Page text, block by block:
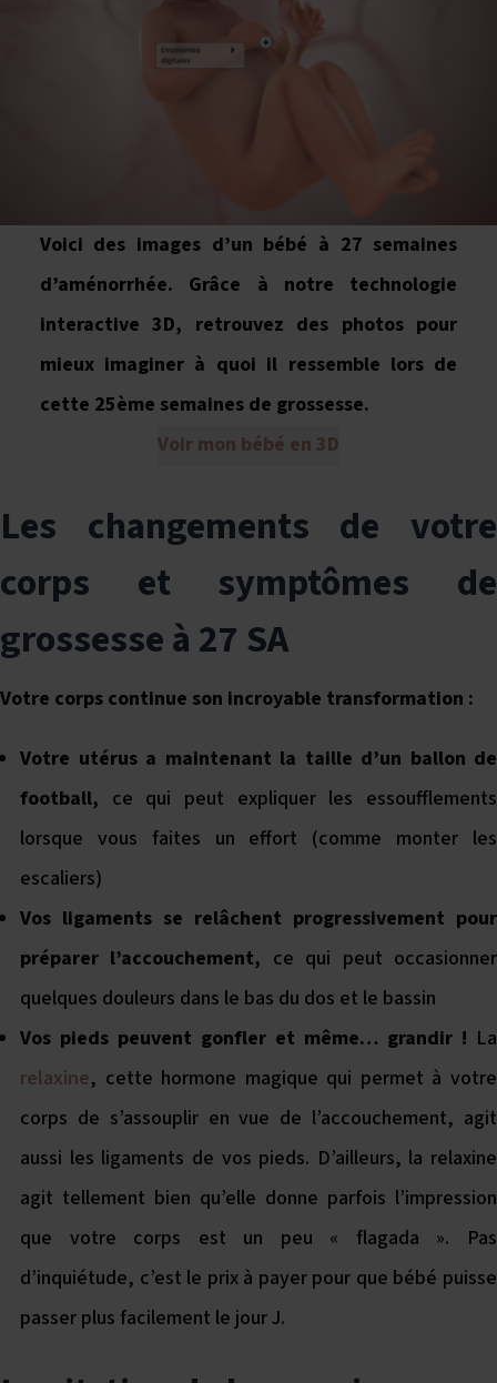
Voici des images d’un bébé à 27 semaines
d’aménorrhée. Grâce à notre technologie
interactive 3D, retrouvez des photos pour
mieux imaginer à quoi il ressemble lors de
cette 25ème semaines de grossesse.
Voir mon bébé en 3D
Les changements de votre
corps et symptômes de
grossesse à 27 SA
Votre corps continue son incroyable transformation :
Votre utérus a maintenant la taille d’un ballon de
football, ce qui peut expliquer les essoufflements
lorsque vous faites un effort (comme monter les
escaliers)
Vos ligaments se relâchent progressivement pour
préparer l’accouchement, ce qui peut occasionner
quelques douleurs dans le bas du dos et le bassin
Vos pieds peuvent gonfler et même… grandir ! La
relaxine, cette hormone magique qui permet à votre
corps de s’assouplir en vue de l’accouchement, agit
aussi les ligaments de vos pieds. D’ailleurs, la relaxine
agit tellement bien qu’elle donne parfois l’impression
que votre corps est un peu « flagada ». Pas
d’inquiétude, c’est le prix à payer pour que bébé puisse
passer plus facilement le jour J.